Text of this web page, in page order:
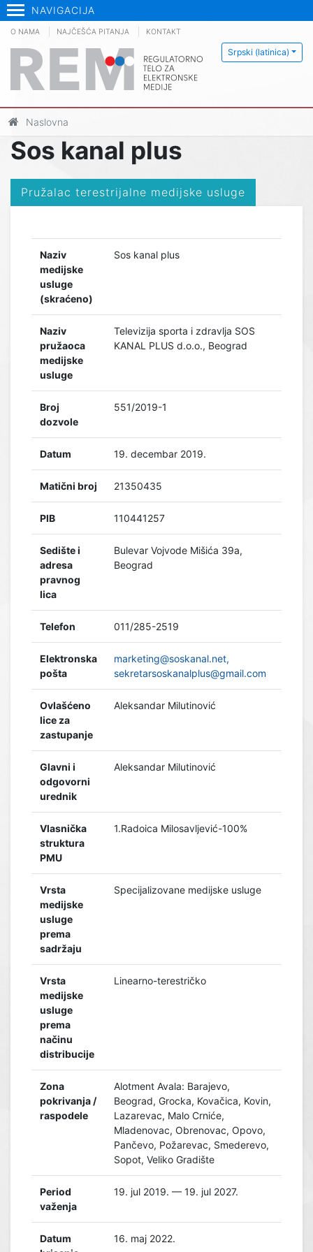
NAVIGACIJA
Srpski (latinica)
O NAMA NAJČEŠĆA PITANJA KONTAKT
Naslovna
Sos kanal plus
Pružalac terestrijalne medijske usluge
Naziv
medijske
usluge
(skraćeno)
Sos kanal plus
Naziv
pružaoca
medijske
usluge
Televizija sporta i zdravlja SOS
KANAL PLUS d.o.o., Beograd
Broj
dozvole
551/2019-1
Datum 19. decembar 2019.
Matični broj 21350435
PIB 110441257
Sedište i
adresa
pravnog
lica
Bulevar Vojvode Mišića 39a,
Beograd
Telefon 011/285-2519
Elektronska
pošta
marketing@soskanal.net,
sekretarsoskanalplus@gmail.com
Ovlašćeno
lice za
zastupanje
Aleksandar Milutinović
Glavni i
odgovorni
urednik
Aleksandar Milutinović
Vlasnička
struktura
PMU
1.Radoica Milosavljević-100%
Vrsta
medijske
usluge
prema
sadržaju
Specijalizovane medijske usluge
Vrsta
medijske
usluge
prema
načinu
distribucije
Linearno-terestričko
Zona
pokrivanja /
raspodele
Alotment Avala: Barajevo,
Beograd, Grocka, Kovačica, Kovin,
Lazarevac, Malo Crniće,
Mladenovac, Obrenovac, Opovo,
Pančevo, Požarevac, Smederevo,
Sopot, Veliko Gradište
Period
važenja
19. jul 2019. — 19. jul 2027.
Datum
16. maj 2022.